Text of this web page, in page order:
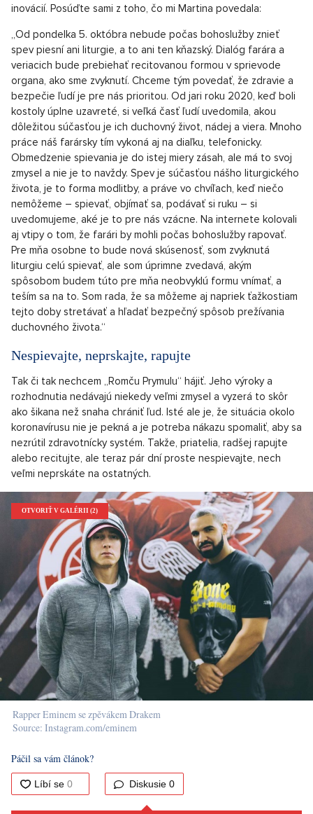
inovácií. Posúďte sami z toho, čo mi Martina povedala:
„Od pondelka 5. októbra nebude počas bohoslužby znieť
spev piesní ani liturgie, a to ani ten kňazský. Dialóg farára a
veriacich bude prebiehať recitovanou formou v sprievode
organa, ako sme zvyknutí. Chceme tým povedať, že zdravie a
bezpečie ľudí je pre nás prioritou. Od jari roku 2020, keď boli
kostoly úplne uzavreté, si veľká časť ľudí uvedomila, akou
dôležitou súčasťou je ich duchovný život, nádej a viera. Mnoho
práce náš farársky tím vykoná aj na diaľku, telefonicky.
Obmedzenie spievania je do istej miery zásah, ale má to svoj
zmysel a nie je to navždy. Spev je súčasťou nášho liturgického
života, je to forma modlitby, a práve vo chvíľach, keď niečo
nemôžeme – spievať, objímať sa, podávať si ruku – si
uvedomujeme, aké je to pre nás vzácne. Na internete kolovali
aj vtipy o tom, že farári by mohli počas bohoslužby rapovať.
Pre mňa osobne to bude nová skúsenosť, som zvyknutá
liturgiu celú spievať, ale som úprimne zvedavá, akým
spôsobom budem túto pre mňa neobvyklú formu vnímať, a
teším sa na to. Som rada, že sa môžeme aj napriek ťažkostiam
tejto doby stretávať a hľadať bezpečný spôsob prežívania
duchovného života.“
Nespievajte, neprskajte, rapujte
Tak či tak nechcem „Romču Prymulu“ hájiť. Jeho výroky a
rozhodnutia nedávajú niekedy veľmi zmysel a vyzerá to skôr
ako šikana než snaha chrániť ľud. Isté ale je, že situácia okolo
koronavírusu nie je pekná a je potreba nákazu spomaliť, aby sa
nezrútil zdravotnícky systém. Takže, priatelia, radšej rapujte
alebo recitujte, ale teraz pár dní proste nespievajte, nech
veľmi neprskáte na ostatných.
OTVORIŤ V GALÉRII (2)
Rapper Eminem se zpěvákem Drakem
Source: Instagram.com/eminem
Páčil sa vám článok?
Diskusie 0